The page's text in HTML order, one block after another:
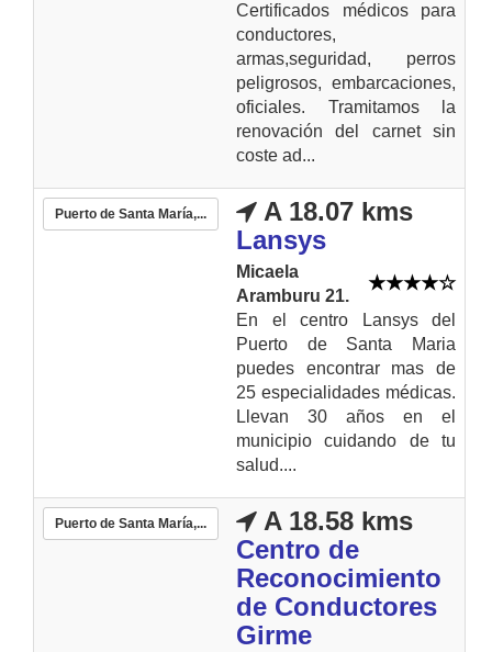
Certificados médicos para
conductores,
armas,seguridad, perros
peligrosos, embarcaciones,
oficiales. Tramitamos la
renovación del carnet sin
coste ad...
Puerto de Santa María,...
A 18.07 kms
Lansys
Micaela
Aramburu 21.
En el centro Lansys del
Puerto de Santa Maria
puedes encontrar mas de
25 especialidades médicas.
Llevan 30 años en el
municipio cuidando de tu
salud....
Puerto de Santa María,...
A 18.58 kms
Centro de
Reconocimiento
de Conductores
Girme